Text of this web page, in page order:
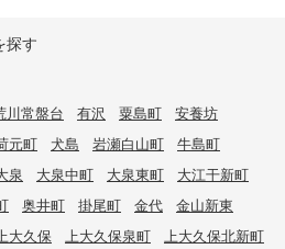
探す
川常盤台 有沢 粟島町
安養坊
元町 犬島 岩瀬白山町
牛島町
泉 大泉中町 大泉東町
大江干新町
奥井町 掛尾町 金代
金山新東
大久保 上大久保泉町
上大久保北新町